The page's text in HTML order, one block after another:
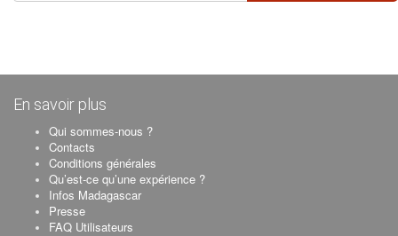
En savoir plus
Qui sommes-nous ?
Contacts
Conditions générales
Qu’est-ce qu’une expérience ?
Infos Madagascar
Presse
FAQ Utilisateurs